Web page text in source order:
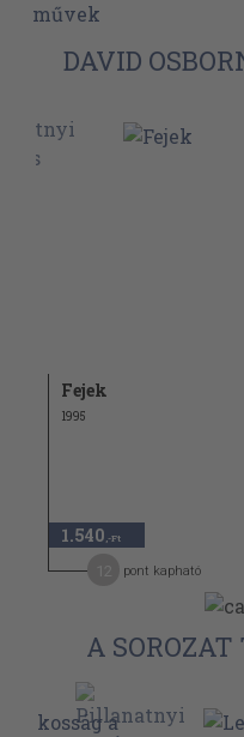
művek
DAVID
Fejek
1995
1.540 ,-Ft
pont kapható
A